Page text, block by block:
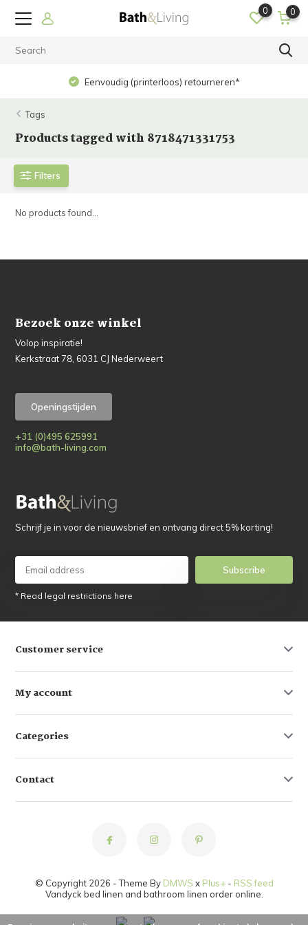
0 0
Eenvoudig (printerloos) retourneren*
Tags
Products tagged with 8718471331753
Filters
No products found...
Bezoek onze winkel
Volop inspiratie!
Kerkstraat 78, 6031 CJ Nederweert
Openingstijden
+31 (0)495 625991
info@bath-living.com
Schrijf je in voor de nieuwsbrief en ontvang direct 5% korting!
Subscribe
* Read legal restrictions here
Customer service
My account
Categories
Contact
© Copyright 2026 - Theme By DMWS x Plus+- RSS feed
Vandyck bed linen and bathroom linen order online.